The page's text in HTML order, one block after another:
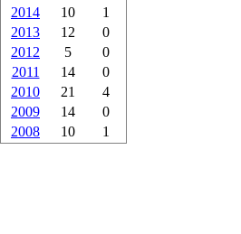
2014
10
1
2013
12
0
2012
5
0
2011
14
0
2010
21
4
2009
14
0
2008
10 1